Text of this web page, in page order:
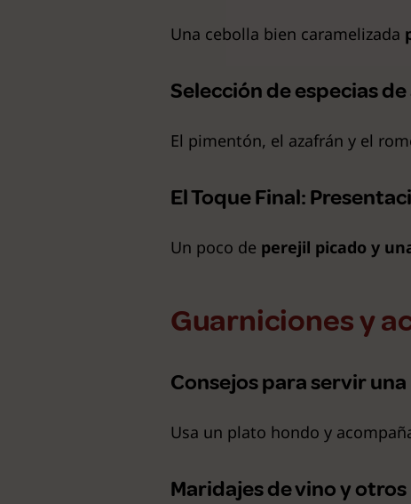
Una cebolla bien caramelizada
Selección de especias
El pimentón, el azafrán y el
El Toque Final:
Un poco de perejil picado y
Guarniciones y
Consejos para servir
Usa un plato hondo y
Maridajes de vino y